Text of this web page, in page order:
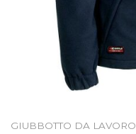
GIUBBOTTO DA LAVORO